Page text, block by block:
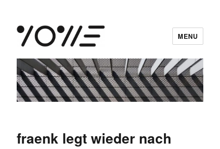
vowe dot net
MENU
fraenk legt wieder nach